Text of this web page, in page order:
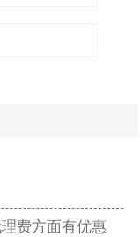
费方面有优惠